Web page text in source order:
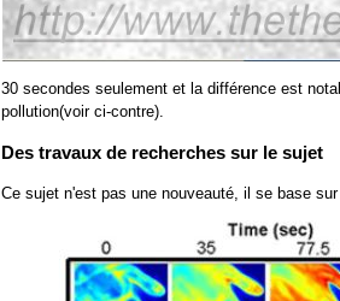
30 secondes seulement et la différence est
pollution(voir ci-contre).
Des travaux de recherches sur le sujet
Ce sujet n'est pas une nouveauté, il se base